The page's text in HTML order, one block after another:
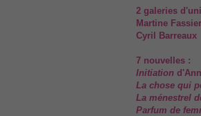
2 galeries
Martine Fassier
Cyril Barreaux
7 nouvelles :
Initiation
La chose qui
La ménestrel
Parfum de